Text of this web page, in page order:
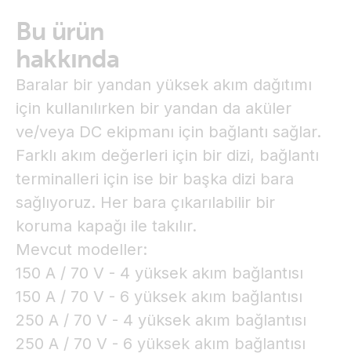
Bu ürün
hakkında
Baralar bir yandan yüksek akım dağıtımı
için kullanılırken bir yandan da aküler
ve/veya DC ekipmanı için bağlantı sağlar.
Farklı akım değerleri için bir dizi, bağlantı
terminalleri için ise bir başka dizi bara
sağlıyoruz. Her bara çıkarılabilir bir
koruma kapağı ile takılır.
Mevcut modeller:
150 A / 70 V - 4 yüksek akım bağlantısı
150 A / 70 V - 6 yüksek akım bağlantısı
250 A / 70 V - 4 yüksek akım bağlantısı
250 A / 70 V - 6 yüksek akım bağlantısı